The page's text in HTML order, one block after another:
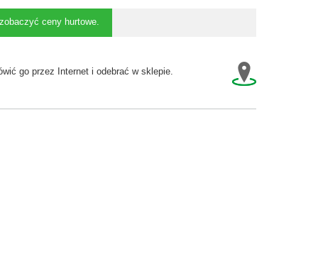
ceny hurtowe.
go przez Internet i odebrać w sklepie.